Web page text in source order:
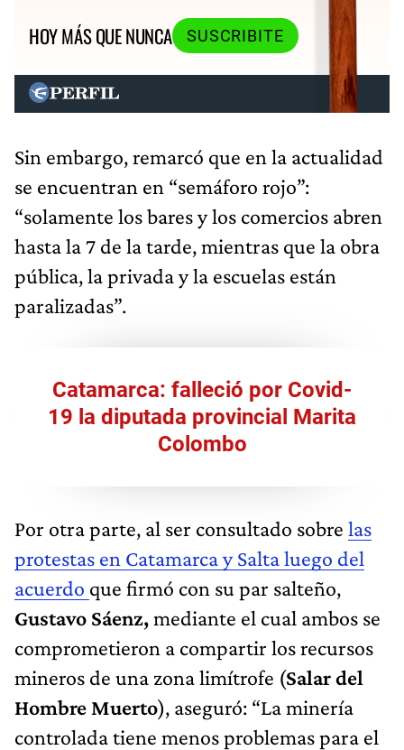
HOY MÁS QUE NUNCA
SUSCRIBITE
Sin embargo, remarcó que en la actualidad
se encuentran en “semáforo rojo”:
“solamente los bares y los comercios abren
hasta la 7 de la tarde, mientras que la obra
pública, la privada y la escuelas están
paralizadas”.
Catamarca: falleció por Covid-
19 la diputada provincial Marita
Colombo
Por otra parte, al ser consultado sobre las
protestas en Catamarca y Salta luego del
acuerdo que firmó con su par salteño,
Gustavo Sáenz,mediante el cual ambos se
comprometieron a compartir los recursos
mineros de una zona limítrofe (Salar del
Hombre Muerto), aseguró: “La minería
controlada tiene menos problemas para el